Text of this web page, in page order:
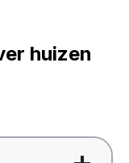
huizen